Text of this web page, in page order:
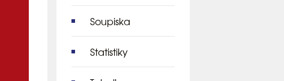
Soupiska
Statistiky